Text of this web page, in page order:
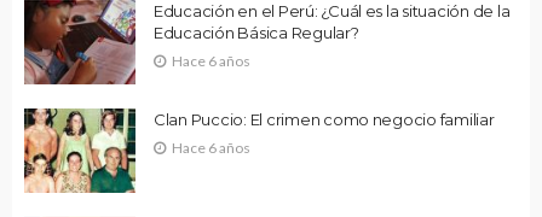
Educación en el Perú: ¿Cuál es la situación de la
Educación Básica Regular?
Hace 6 años
Clan Puccio: El crimen como negocio familiar
Hace 6 años